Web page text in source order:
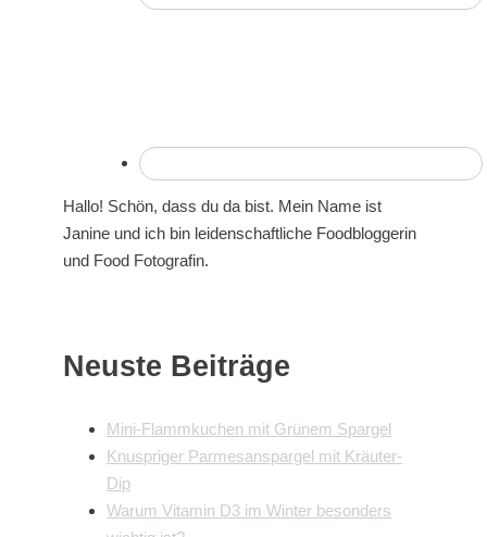
Hallo! Schön, dass du da bist. Mein Name ist
Janine und ich bin leidenschaftliche Foodbloggerin
und Food Fotografin.
Neuste Beiträge
Mini-Flammkuchen mit Grünem Spargel
Knuspriger Parmesanspargel mit Kräuter-
Dip
Warum Vitamin D3 im Winter besonders